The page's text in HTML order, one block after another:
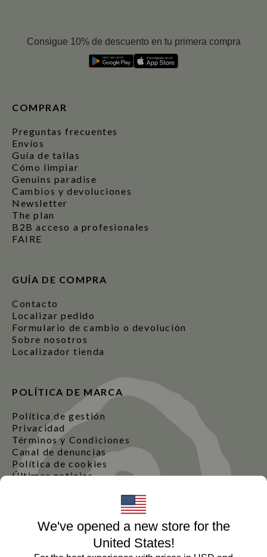
We've opened a new store for the
United States!
Consigue 10% de descuento en tu primera compra
DESCARGAREN
COMPRAR
Preguntas frecuentes
Envíos
Guía de tallas
Cómo limpiar
Genuins paradise
Cambios y devoluciones
Newsletter
The plan
B2B acceso a profesionales
FAIRE
GUÍA DE COMPRA
Contacto
Localizar pedido
Formulario de cambio o devolución
Sobre nosotros
Localizador tienda
POLÍTICA DE MARCA
Política de gestión
Privacidad
Términos y Condiciones
Canal de denuncias
Política de cookies
Últimas noticias